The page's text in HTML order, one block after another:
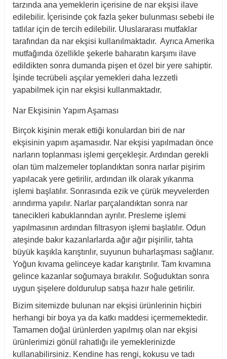
tarzında ana yemeklerin içerisine de nar ekşisi ilave
edilebilir. İçerisinde çok fazla şeker bulunması sebebi ile
tatlılar için de tercih edilebilir. Uluslararası mutfaklar
tarafından da nar ekşisi kullanılmaktadır. Ayrıca Amerika
mutfağında özellikle şekerle baharatın karşımı ilave
edildikten sonra dumanda pişen et özel bir yere sahiptir.
İşinde tecrübeli aşçılar yemekleri daha lezzetli
yapabilmek için nar ekşisi kullanmaktadır.
Nar Ekşisinin Yapım Aşaması
Birçok kişinin merak ettiği konulardan biri de nar
ekşisinin yapım aşamasıdır. Nar ekşisi yapılmadan önce
narların toplanması işlemi gerçekleşir. Ardından gerekli
olan tüm malzemeler toplandıktan sonra narlar pişirim
yapılacak yere getirilir, ardından ilk olarak yıkanma
işlemi başlatılır. Sonrasında ezik ve çürük meyvelerden
arındırma yapılır. Narlar parçalandıktan sonra nar
tanecikleri kabuklarından ayrılır. Presleme işlemi
yapılmasının ardından filtrasyon işlemi başlatılır. Odun
ateşinde bakır kazanlarlarda ağır ağır pişirilir, tahta
büyük kaşıkla karıştırılır, suyunun buharlaşması sağlanır.
Yoğun kıvama gelinceye kadar karıştırılır. Tam kıvamına
gelince kazanlar soğumaya bırakılır. Soğuduktan sonra
uygun şişelere doldurulup satışa hazır hale getirilir.
Bizim sitemizde bulunan nar ekşisi ürünlerinin hiçbiri
herhangi bir boya ya da katkı maddesi içermemektedir.
Tamamen doğal ürünlerden yapılmış olan nar ekşisi
ürünlerimizi gönül rahatlığı ile yemeklerinizde
kullanabilirsiniz. Kendine has rengi, kokusu ve tadı